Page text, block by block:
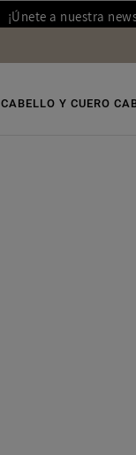
¡Únete a nuestra
CABELLO Y CUERO